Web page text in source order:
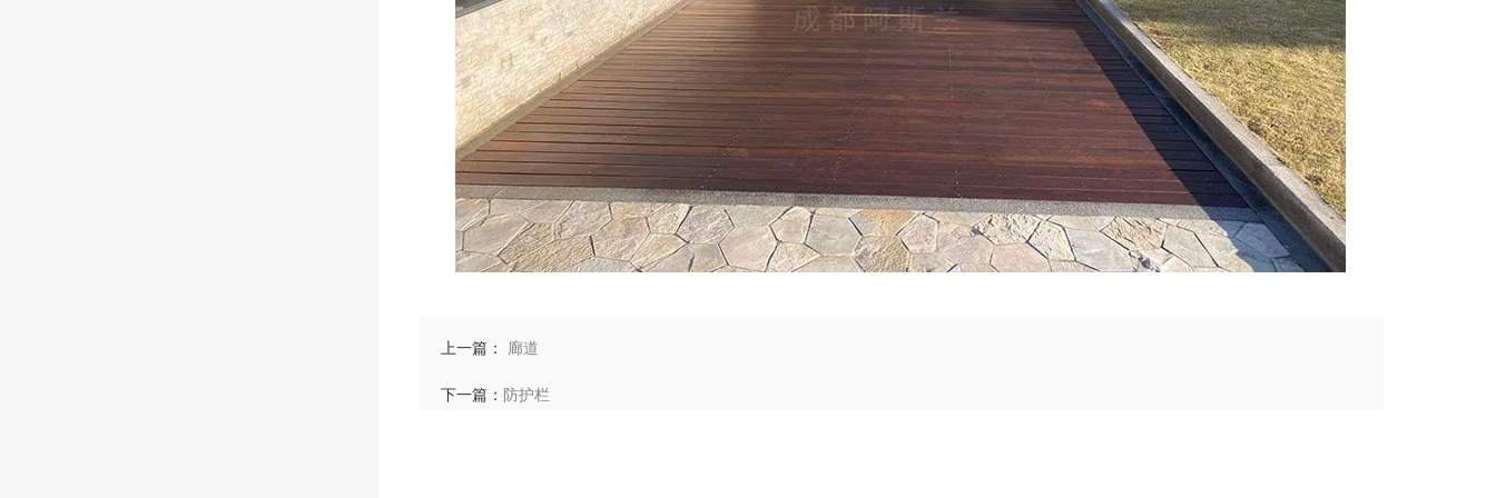
上一篇： 廊道
下一篇： 防护栏